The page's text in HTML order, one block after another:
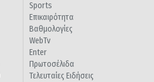
Sports
Επικαιρότητα
Βαθμολογίες
WebTv
Enter
Πρωτοσέλιδα
Τελευταίες Ειδήσεις